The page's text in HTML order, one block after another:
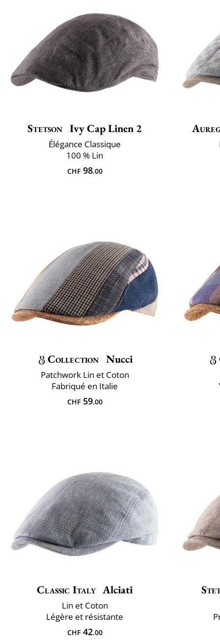
Stetson Ivy Cap Linen 2
Élégance Classique
100 % Lin
CHF98.00
Collection Nucci
Patchwork Lin et Coton
Fabriqué en Italie
CHF59.00
Classic Italy Alciati
Lin et Coton
Légère et résistante
CHF42.00